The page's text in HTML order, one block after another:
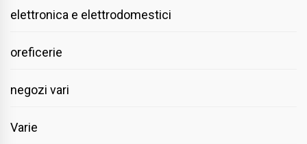
elettronica e elettrodomestici
oreficerie
negozi vari
Varie